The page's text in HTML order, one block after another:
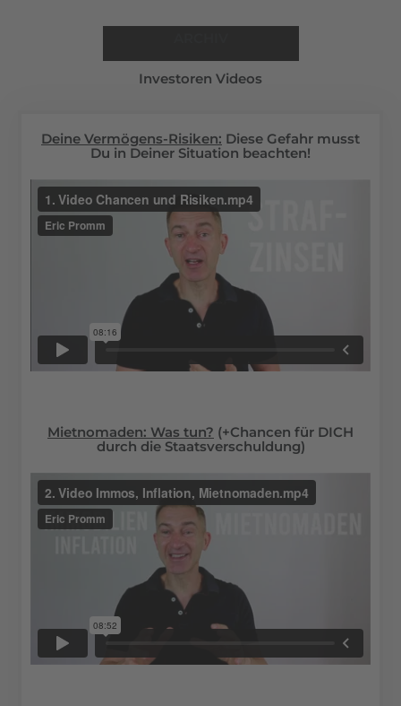
Investoren Videos
Deine Vermögens-Risiken: Diese Gefahr musst
Du in Deiner Situation beachten!
Mietnomaden: Was tun? (+Chancen für DICH
durch die Staatsverschuldung)